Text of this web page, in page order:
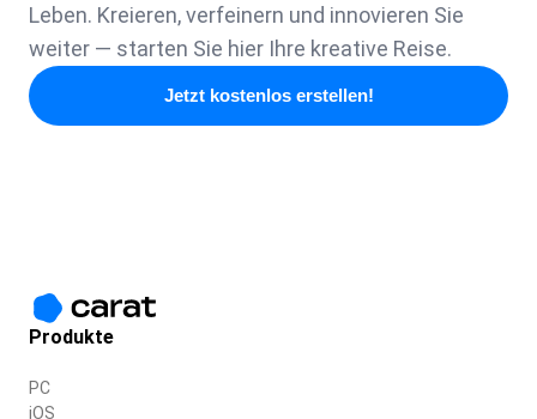
Leben. Kreieren, verfeinern und innovieren Sie
weiter — starten Sie hier Ihre kreative Reise.
Jetzt kostenlos erstellen!
Produkte
PC
iOS